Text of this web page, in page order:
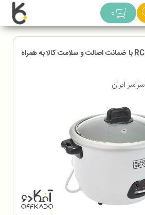
0
پلوپز بلک اند دکر RC1850 با ضمانت اصالت و سلامت کالا به همراه
سراسر ایران